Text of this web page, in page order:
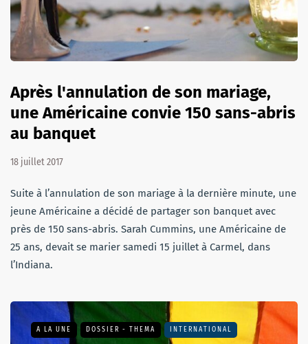
Après l'annulation de son mariage,
une Américaine convie 150 sans-abris
au banquet
18 juillet 2017
Suite à l’annulation de son mariage à la dernière minute, une
jeune Américaine a décidé de partager son banquet avec
près de 150 sans-abris. Sarah Cummins, une Américaine de
25 ans, devait se marier samedi 15 juillet à Carmel, dans
l’Indiana.
A LA UNE DOSSIER - THEMA INTERNATIONAL